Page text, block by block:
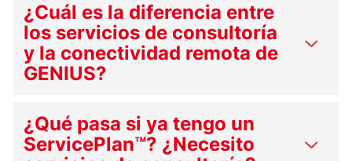
¿Cuál es la diferencia entre
los servicios de consultoría
y la conectividad remota de
GENIUS?
¿Qué pasa si ya tengo un
ServicePlan™? ¿Necesito